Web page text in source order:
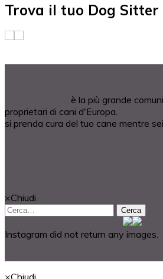
Trova il tuo Dog Sitter
è la più grande
proprietari di cani d'Europa.
si prenda cura del tuo cane mentre
×Chiudi
Cerca
Instagram did not return any images.
×Chiudi